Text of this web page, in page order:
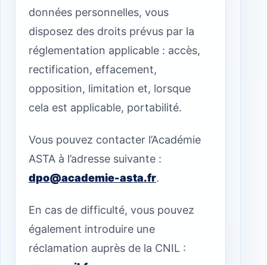
données personnelles, vous
disposez des droits prévus par la
réglementation applicable : accès,
rectification, effacement,
opposition, limitation et, lorsque
cela est applicable, portabilité.
Vous pouvez contacter l’Académie
ASTA à l’adresse suivante :
dpo@academie-asta.fr.
En cas de difficulté, vous pouvez
également introduire une
réclamation auprès de la CNIL :